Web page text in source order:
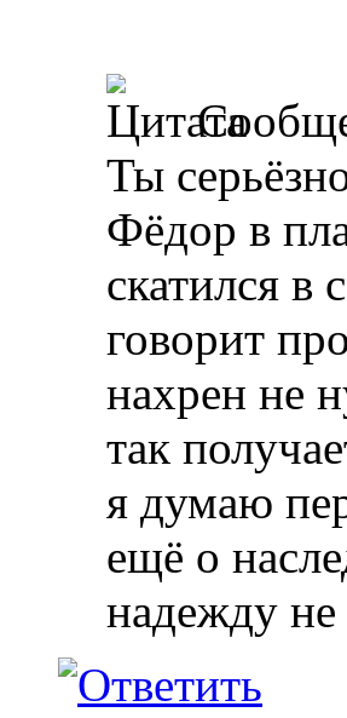
Ты
Фёдор в
скатился
говорит
нахрен не
так
я думаю
ещё о
надежду